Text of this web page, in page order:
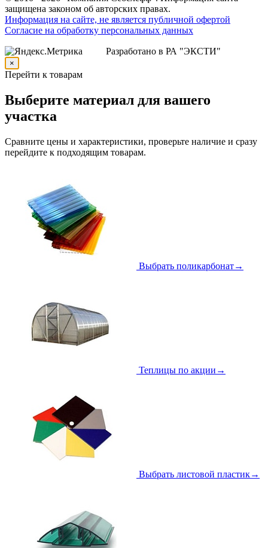
защищена законом об авторских правах.
Информация на сайте, не является публичной офертой
Согласие на обработку персональных данных
Разработано в РА "ЭКСТИ"
×
Перейти к товарам
Выберите материал для вашего
участка
Сравните цены и характеристики, проверьте наличие и сразу
перейдите к подходящим товарам.
Выбрать поликарбонат→
Теплицы по акции →
Выбрать листовой пластик→